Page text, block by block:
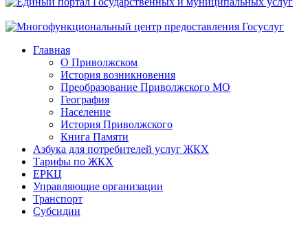
Главная
О Приволжском
История возникновения
Преобразование Приволжского МО
География
Население
История Приволжского
Книга Памяти
Азбука для потребителей услуг ЖКХ
Тарифы по ЖКХ
ЕРКЦ
Управляющие организации
Транспорт
Субсидии